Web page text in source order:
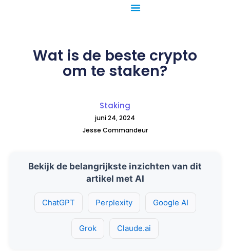
Wat is de beste crypto
om te staken?
Staking
juni 24, 2024
Jesse Commandeur
Bekijk de belangrijkste inzichten van dit
artikel met AI
ChatGPT Perplexity Google AI
Grok Claude.ai